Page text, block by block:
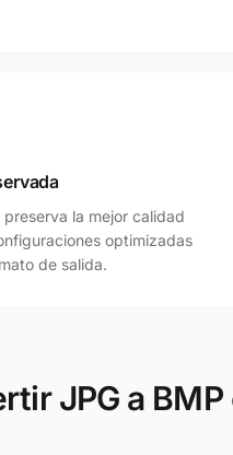
preserva la mejor calidad
optimizadas
de salida.
JPG a